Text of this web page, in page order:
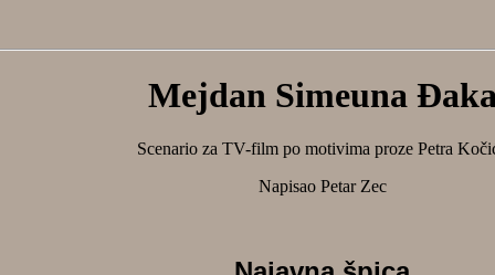
Mejdan Simeuna
Scenario za TV-film po motivima proze Petra
Napisao Petar Zec